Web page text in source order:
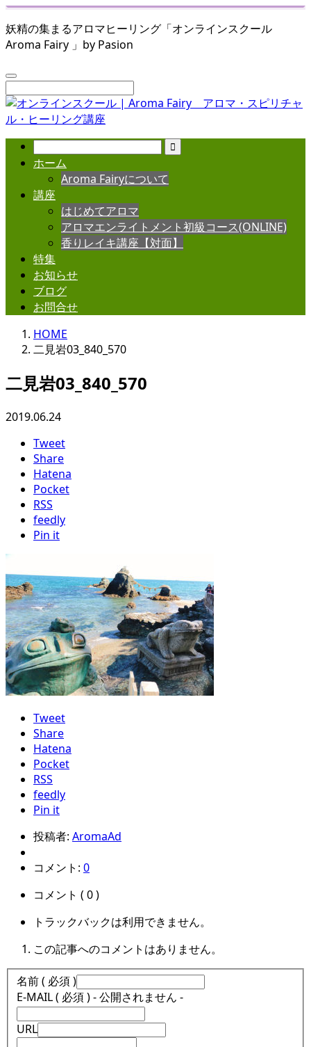
妖精の集まるアロマヒーリング「オンラインスクール
Aroma Fairy 」by Pasion
ホーム
Aroma Fairyについて
講座
はじめてアロマ
アロマエンライトメント初級コース(ONLINE)
香りレイキ講座【対面】
特集
お知らせ
ブログ
お問合せ
HOME
二見岩03_840_570
二見岩03_840_570
2019.06.24
Tweet
Share
Hatena
Pocket
RSS
feedly
Pin it
Tweet
Share
Hatena
Pocket
RSS
feedly
Pin it
投稿者: AromaAd
コメント: 0
コメント ( 0 )
トラックバックは利用できません。
この記事へのコメントはありません。
名前 ( 必須 )
E-MAIL ( 必須 ) - 公開されません -
URL